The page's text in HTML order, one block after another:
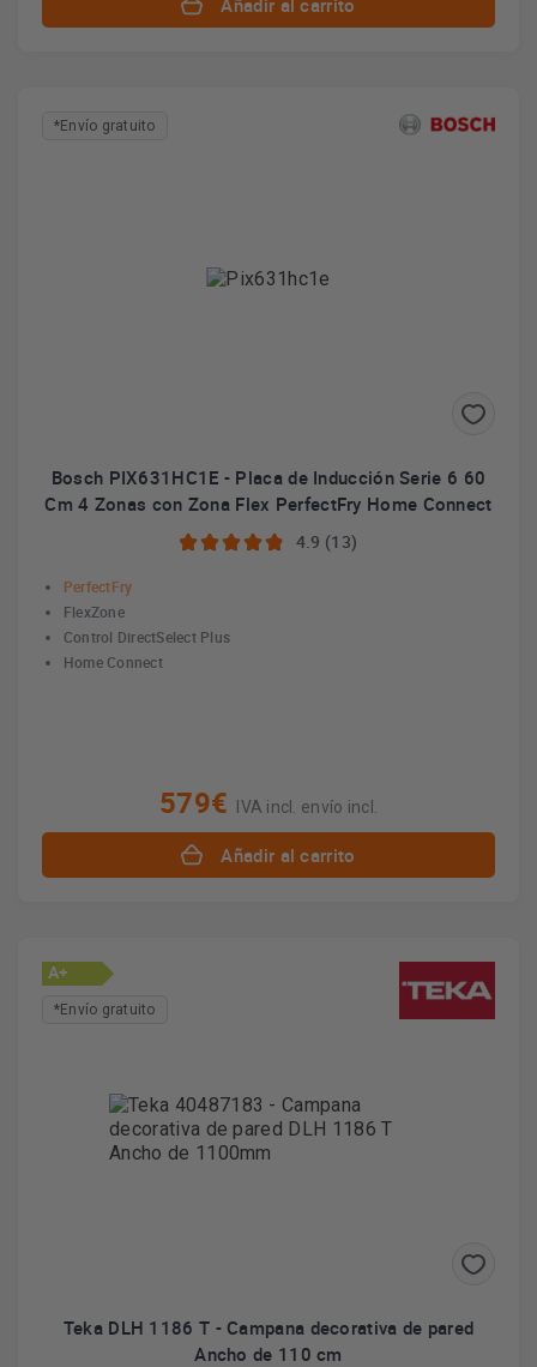
Añadir al carrito
*Envío gratuito
Bosch PIX631HC1E - Placa de Inducción Serie 6 60
Cm 4 Zonas con Zona Flex PerfectFry Home Connect
4.9 (13)
PerfectFry
FlexZone
Control DirectSelect Plus
Home Connect
579€ IVA incl. envío incl.
Añadir al carrito
A+
*Envío gratuito
Teka DLH 1186 T - Campana decorativa de pared
Ancho de 110 cm